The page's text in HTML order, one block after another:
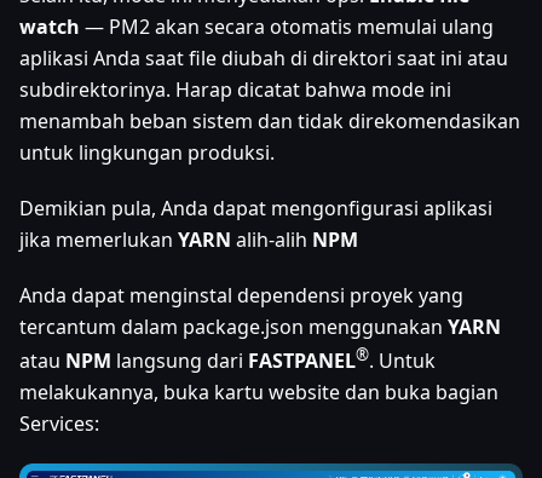
watch — PM2 akan secara otomatis memulai ulang
aplikasi Anda saat file diubah di direktori saat ini atau
subdirektorinya. Harap dicatat bahwa mode ini
menambah beban sistem dan tidak direkomendasikan
untuk lingkungan produksi.
Demikian pula, Anda dapat mengonfigurasi aplikasi
jika memerlukan YARN alih-alih NPM
Anda dapat menginstal dependensi proyek yang
tercantum dalam package.json menggunakan YARN
atau NPM langsung dari FASTPANEL®. Untuk
melakukannya, buka kartu website dan buka bagian
Services: